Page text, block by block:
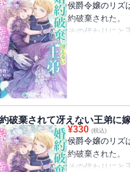
侯爵令嬢のリズ
約破棄された。
その代わりにと
ポール・アン
王弟ポールは実
い素質のある人
にわかには信じ
なり彼を一流の
しかし、結婚後
破棄されて冴えない王弟に
¥330 (税込)
侯爵令嬢のリズ
約破棄された。
その代わりにと